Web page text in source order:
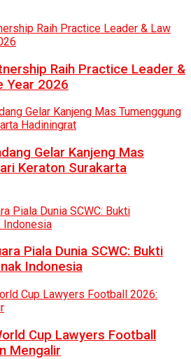
Raih Practice Leader &
Year 2026
Gelar Kanjeng Mas
Keraton Surakarta
Piala Dunia SCWC: Bukti
Indonesia
Cup Lawyers Football
Mengalir